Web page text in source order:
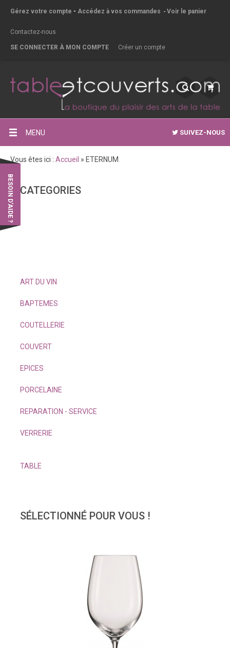
Gérez votre compte - Accédez à vos commandes - Voir le panier
Contactez-nous
SE CONNECTER À MON COMPTE Créer un compte
MENU SUIVEZ-NOUS
Vous êtes ici : Accueil » ETERNUM
CATEGORIES
ART DU VIN
BAPTEMES
COUTELLERIE
COUVERT
EPICES
PORCELAINE
REPARATION - SERVICE
VERRERIE
TABLE
SÉLECTIONNÉ POUR VOUS !
BESOIN D'AIDE ?